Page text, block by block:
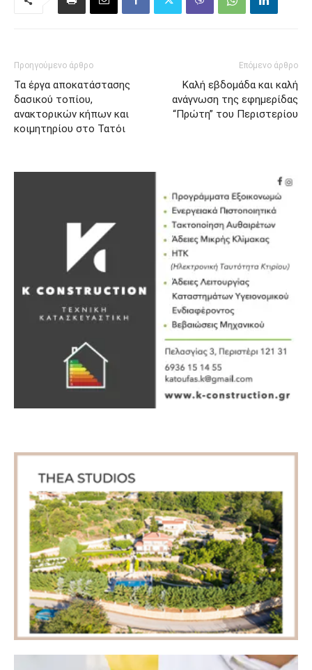
Προηγούμενο άρθρο
Τα έργα αποκατάστασης
δασικού τοπίου,
ανακτορικών κήπων και
κοιμητηρίου στο Τατόι
Επόμενο άρθρο
Καλή εβδομάδα και καλή
ανάγνωση της εφημερίδας
“Πρώτη” του Περιστερίου